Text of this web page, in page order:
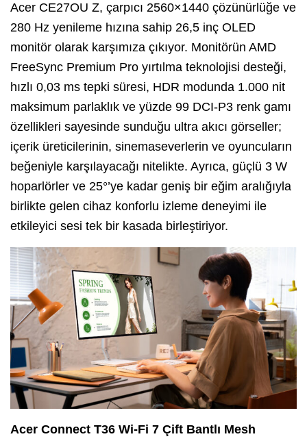
Acer CE27OU Z, çarpıcı 2560×1440 çözünürlüğe ve
280 Hz yenileme hızına sahip 26,5 inç OLED
monitör olarak karşımıza çıkıyor. Monitörün AMD
FreeSync Premium Pro yırtılma teknolojisi desteği,
hızlı 0,03 ms tepki süresi, HDR modunda 1.000 nit
maksimum parlaklık ve yüzde 99 DCI-P3 renk gamı
özellikleri sayesinde sunduğu ultra akıcı görseller;
içerik üreticilerinin, sinemaseverlerin ve oyuncuların
beğeniyle karşılayacağı nitelikte. Ayrıca, güçlü 3 W
hoparlörler ve 25°’ye kadar geniş bir eğim aralığıyla
birlikte gelen cihaz konforlu izleme deneyimi ile
etkileyici sesi tek bir kasada birleştiriyor.
Acer Connect T36 Wi-Fi 7 Çift Bantlı Mesh